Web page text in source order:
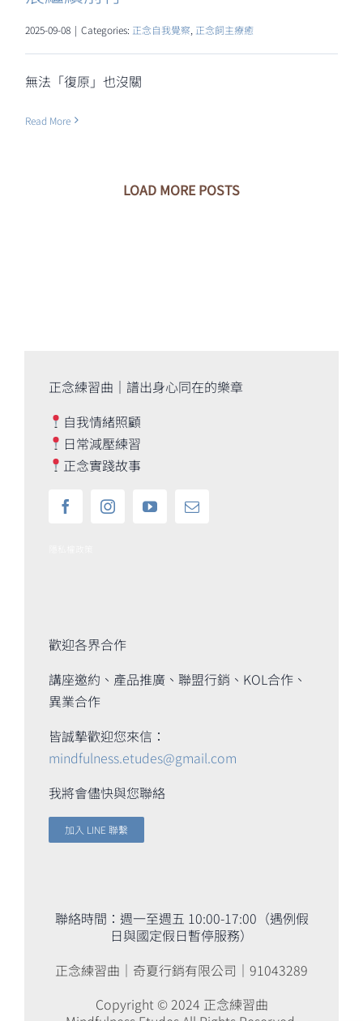
2025-09-08 | Categories: 正念自我覺察 正念飼主療癒
無法「復原」也沒關
Read More
LOAD MORE POSTS
正念練習曲｜譜出身心同在的樂章
自我情緒照顧
日常減壓練習
正念實踐故事
歡迎各界合作
講座邀約、產品推廣、聯盟行銷、KOL合作、
異業合作
皆誠摯歡迎您來信：
mindfulness.etudes@gmail.com
我將會儘快與您聯絡
加入 LINE 聯繫
聯絡時間：週一至週五 10:00-17:00（遇例假
日與國定假日暫停服務）
正念練習曲｜奇夏行銷有限公司｜91043289
Copyright © 2024 正念練習曲